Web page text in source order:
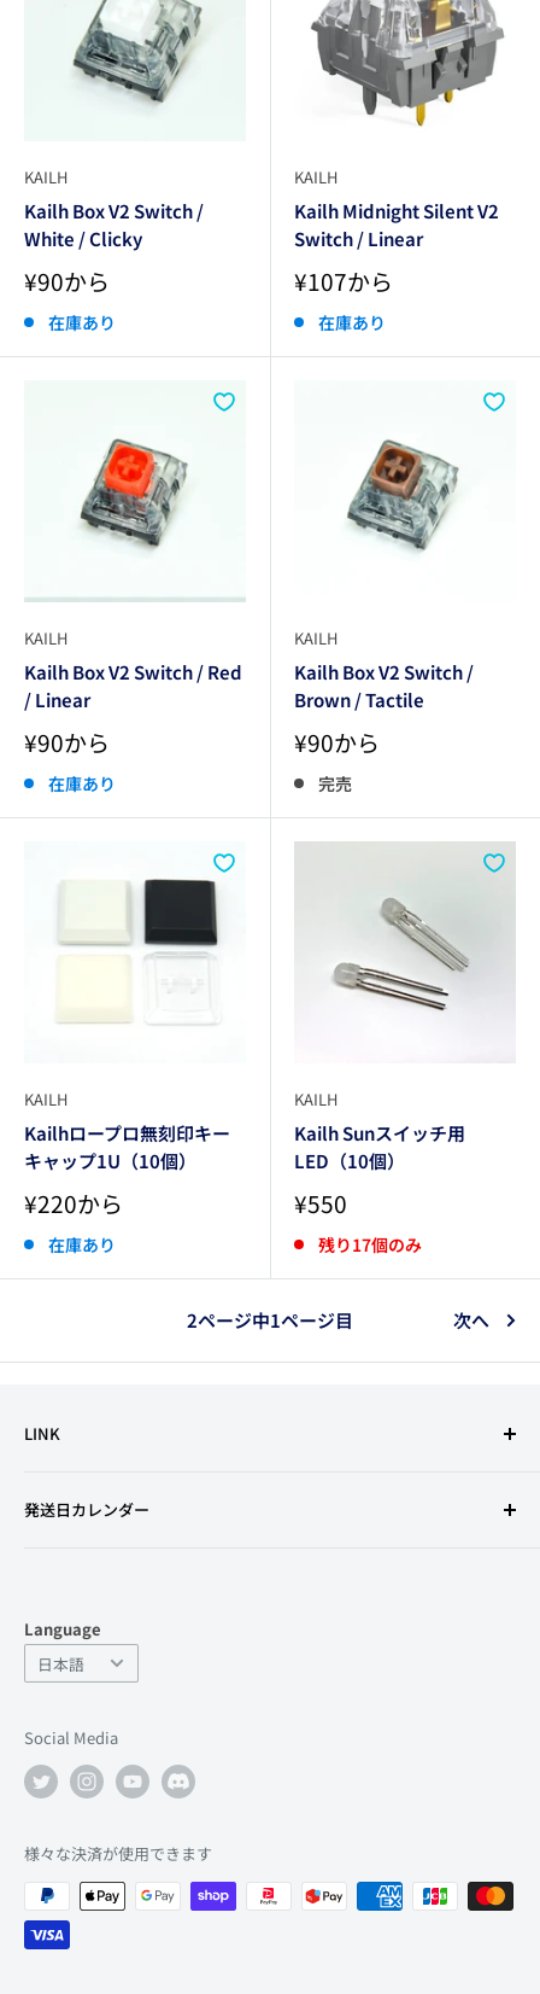
KAILH
Kailh Box V2 Switch /
White / Clicky
販
売
価
格
¥90から
在庫あり
KAILH
Kailh Midnight Silent V2
Switch / Linear
販
価
格
¥107から
在庫あり
KAILH
Kailh Box V2 Switch / Red
/ Linear
販
売
価
格
¥90から
在庫あり
KAILH
Kailh Box V2 Switch /
Brown / Tactile
販
売
価
格
¥90から
完売
KAILH
Kailhロープロ無刻印キー
キャップ1U（10個）
販
価
格
¥220から
在庫あり
KAILH
Kailh Sunスイッチ用
LED（10個）
販
売
価
格
¥550
残り17個のみ
2ページ中1ページ目 次へ
LINK
特定商取引法に基づく表記
返金ポリシー
よくあるお問い合わせ
店舗情報
会社情報
発送日カレンダー
Language
Language
日本語
Social Media
様々な決済が使用できます